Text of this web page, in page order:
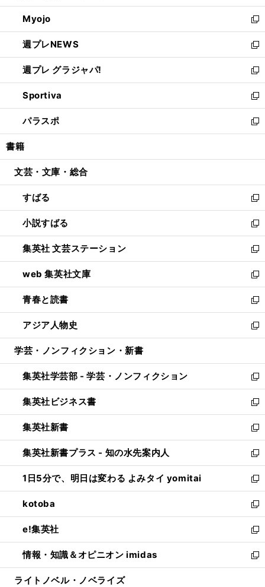
開
く
ウ
で
開
く
ン
ド
ウ
で
開
く
ウ
ィ
ン
ド
ウ
で
開
く
Myojo
新
し
い
ウ
ィ
ン
ド
ウ
で
開
週プレNEWS
新
し
い
ウ
ィ
ン
ド
ウ
開
週プレ グラジャパ!
新
し
い
ウ
ィ
ン
ウ
開
く
Sportiva
新
し
い
ウ
ン
ウ
で
開
く
パラスポ
新
し
ウ
ン
ド
ウ
で
開
く
書籍
文芸・文庫・総合
すばる
新
し
い
ウ
ィ
ン
ド
ウ
で
開
く
小説すばる
新
し
い
ウ
ィ
ン
ド
ウ
で
開
集英社 文芸ステーション
新
し
い
ウ
ィ
ン
ド
ウ
開
く
web 集英社文庫
新
し
い
ウ
ィ
ン
ウ
で
開
く
青春と読書
新
し
い
ウ
ン
ド
ウ
で
開
く
アジア人物史
新
し
ウ
ィ
ン
ド
ウ
で
開
く
学芸・ノンフィクション・新書
集英社学芸部 - 学芸・ノンフィクション
新
し
い
ウ
ィ
ン
ド
ウ
で
開
く
集英社ビジネス書
新
し
い
ウ
ィ
ン
ド
ウ
で
開
く
集英社新書
新
し
い
ウ
ィ
ン
ド
ウ
で
開
く
集英社新書プラス - 知の水先案内人
新
し
い
ウ
ィ
ン
ド
ウ
で
開
1日5分で、明日は変わる よみタイ yomitai
新
し
い
ウ
ィ
ン
ド
ウ
kotoba
新
し
い
ウ
ィ
ン
e!集英社
新
し
い
ウ
情報・知識＆オピニオン imidas
新
し
ライトノベル・ノベライズ